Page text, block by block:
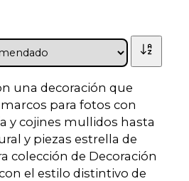
una decoración que
para fotos con
y cojines mullidos hasta
y piezas estrella de
colección de Decoración
el estilo distintivo de